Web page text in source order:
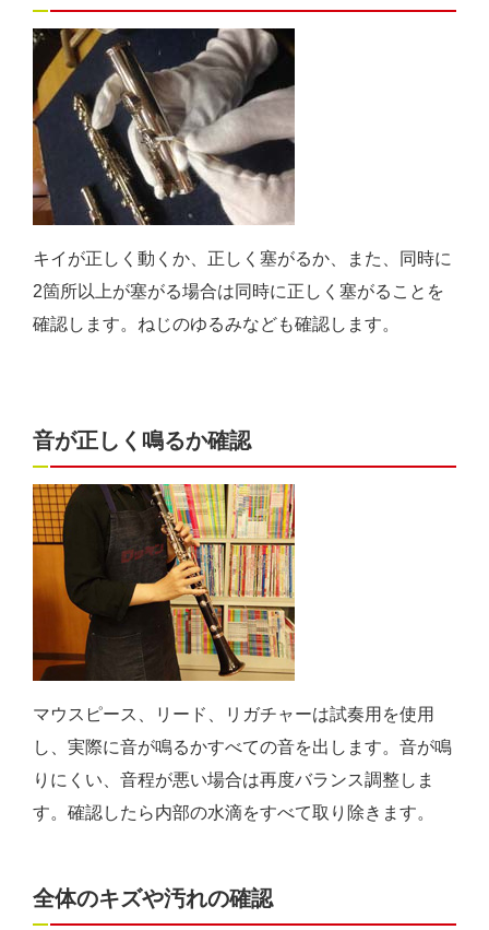
キイが正しく動くか、正しく塞がるか、また、同時に
2箇所以上が塞がる場合は同時に正しく塞がることを
確認します。ねじのゆるみなども確認します。
音が正しく鳴るか確認
マウスピース、リード、リガチャーは試奏用を使用
し、実際に音が鳴るかすべての音を出します。音が鳴
りにくい、音程が悪い場合は再度バランス調整しま
す。確認したら内部の水滴をすべて取り除きます。
全体のキズや汚れの確認